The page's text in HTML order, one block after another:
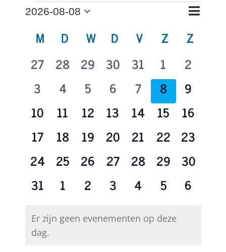
Evenementen
Zoeken
en
navigatie
Zoeken
Maand
2026-08-08
een
datum.
Kalender
van
Evenementen
M MAANDAG
DDINSDAG
WWOENSDAG
D DONDERDAG
V VRIJDAG
Z ZATERDAG
Z
0
evenementen
27
0
evenementen
28 0
evenementen
29
0
evenementen
30
0
evenementen
31
0
evenementen
1
0
2
0
evenementen
3
0
evenementen
4
0
evenementen
5
0
evenementen
6
0
evenementen
7
0
evenementen
8
0
9
0
evenementen
10
0
evenementen
11
0
evenementen
12
0
evenementen
13
0
evenementen
14
0
evenementen
15
0
16
0
evenementen
17
0
evenementen
18
0
evenementen
19
0
evenementen
20
0
evenementen
21
0
evenementen
22 0
23
0
evenementen
24 0
evenementen
25 0
evenementen
26
0
evenementen
27 0
evenementen
28 0
evenementen
29 0
30
0
31
0
1
0
2
0
3
0
4
0
5
0
6
Bericht
Er zijn geen evenementen op deze
dag.